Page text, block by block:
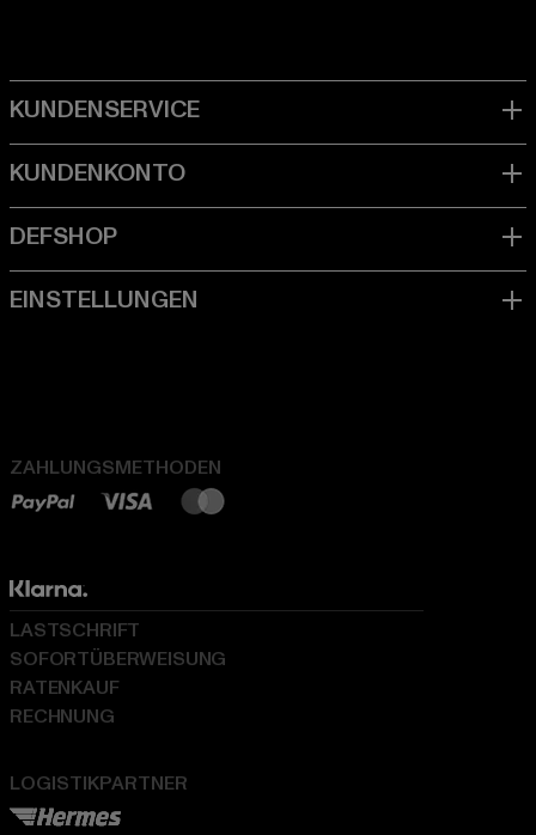
ZAHLUNGSMETHODEN
LOGISTIKPARTNER
LASTSCHRIFT
SOFORTÜBERWEISUNG
RATENKAUF
RECHNUNG